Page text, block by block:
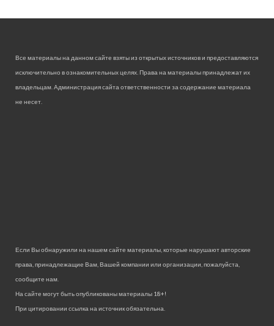
Все материалы на данном сайте взяты из открытых источников и предоставляются
исключительно в ознакомительных целях. Права на материалы принадлежат их
владельцам. Администрация сайта ответственности за содержание материала
не несет.
Если Вы обнаружили на нашем сайте материалы, которые нарушают авторские
права, принадлежащие Вам, Вашей компании или организации, пожалуйста,
сообщите нам.
На сайте могут быть опубликованы материалы 18+!
При цитировании ссылка на источник обязательна.